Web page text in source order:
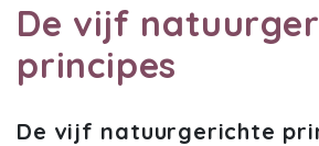
De vijf
principes
De vijf natuurgerichte